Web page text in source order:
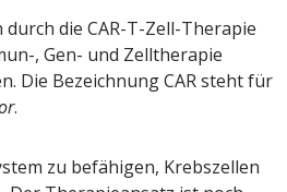
die CAR-T-Zell-Therapie
, Gen- und Zelltherapie
Die Bezeichnung CAR steht für
.
zu befähigen, Krebszellen